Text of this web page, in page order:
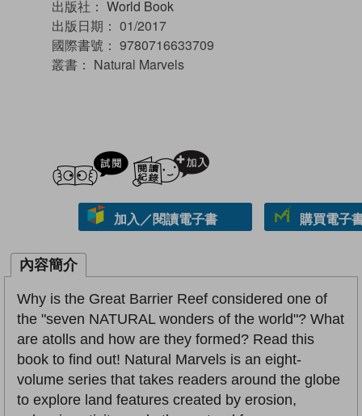
出版社： World Book
出版日期： 01/2017
國際書號： 9780716633709
叢書： Natural Marvels
試閲
加入／閱讀電子書 購買電子
內容簡介
Why is the Great Barrier Reef considered one of
the "seven NATURAL wonders of the world"? What
are atolls and how are they formed? Read this
book to find out! Natural Marvels is an eight-
volume series that takes readers around the globe
to explore land features created by erosion,